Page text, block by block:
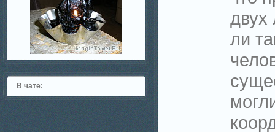
В чате:
двух
ли